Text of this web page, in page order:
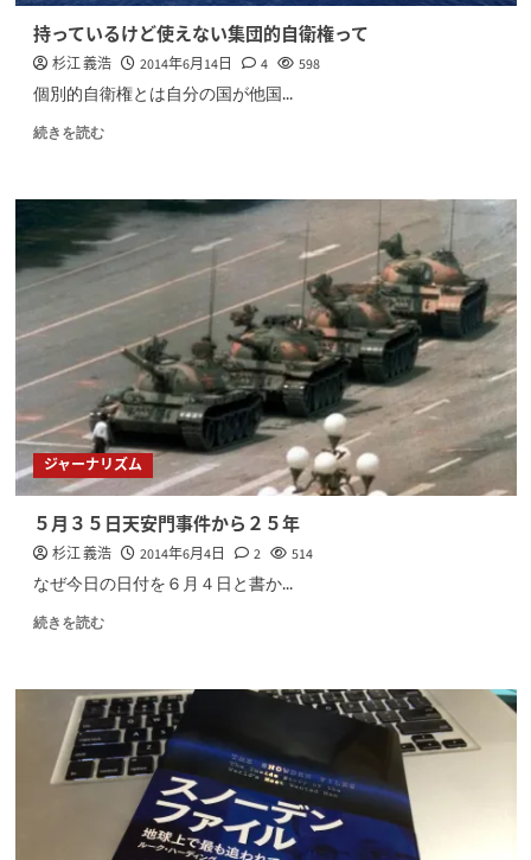
持っているけど使えない集団的自衛権って
杉江 義浩 2014年6月14日 4 598
個別的自衛権とは自分の国が他国...
続きを読む
ジャーナリズム
５月３５日天安門事件から２５年
杉江 義浩 2014年6月4日 2 514
なぜ今日の日付を６月４日と書か...
続きを読む